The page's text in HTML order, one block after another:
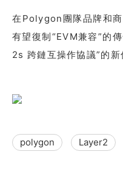
在Polygon團隊品牌和
有望復制“EVM兼容”的
2s 跨鏈互操作協議”的新
polygon Layer2